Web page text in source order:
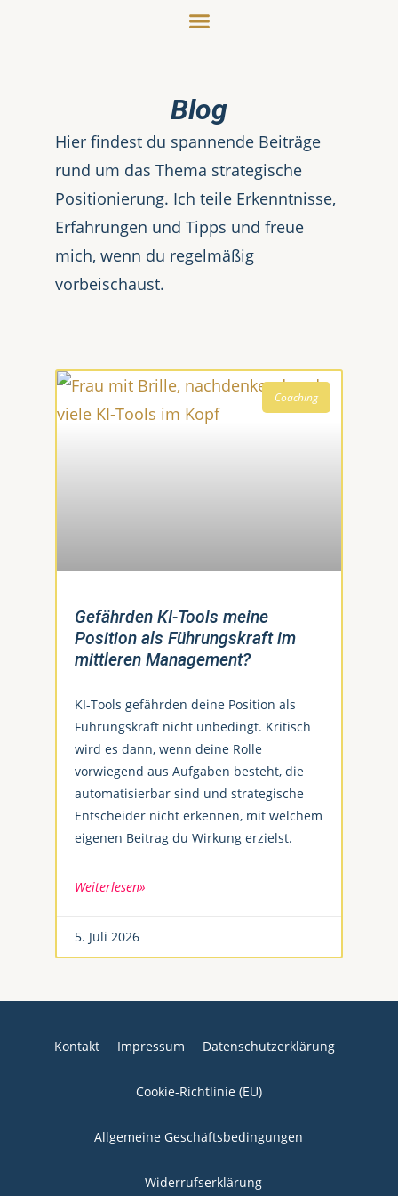
Blog
Hier findest du spannende Beiträge
rund um das Thema strategische
Positionierung. Ich teile Erkenntnisse,
Erfahrungen und Tipps und freue
mich, wenn du regelmäßig
vorbeischaust.
Coaching
Gefährden KI-Tools meine
Position als Führungskraft im
mittleren Management?
KI-Tools gefährden deine Position als
Führungskraft nicht unbedingt. Kritisch
wird es dann, wenn deine Rolle
vorwiegend aus Aufgaben besteht, die
automatisierbar sind und strategische
Entscheider nicht erkennen, mit welchem
eigenen Beitrag du Wirkung erzielst.
Weiterlesen»
5. Juli 2026
Kontakt Impressum Datenschutzerklärung
Cookie-Richtlinie (EU)
Allgemeine Geschäftsbedingungen
Widerrufserklärung